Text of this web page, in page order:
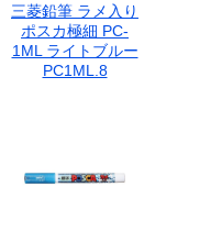
三菱鉛筆 ラメ入り
ポスカ極細 PC-
1ML ライトブルー
PC1ML.8